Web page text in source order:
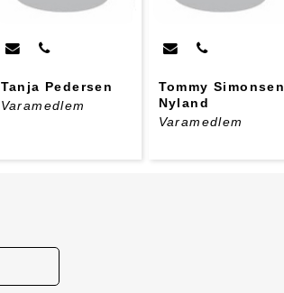
Tanja Pedersen
Varamedlem
Tommy Simonsen
Nyland
Varamedlem